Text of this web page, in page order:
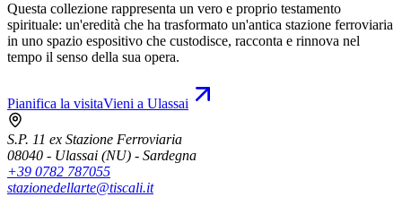
Questa collezione rappresenta un vero e proprio testamento
spirituale: un'eredità che ha trasformato un'antica stazione ferroviaria
in uno spazio espositivo che custodisce, racconta e rinnova nel
tempo il senso della sua opera.
Pianifica la visitaVieni a Ulassai
S.P. 11 ex Stazione Ferroviaria
08040 - Ulassai (NU) - Sardegna
+39 0782 787055
stazionedellarte@tiscali.it